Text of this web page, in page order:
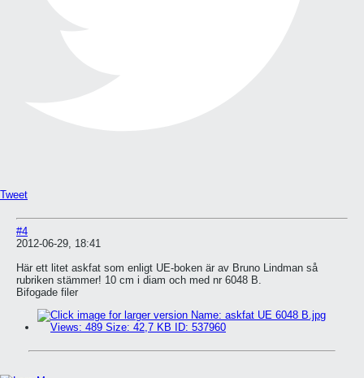
Tweet
#4
2012-06-29, 18:41
Här ett litet askfat som enligt UE-boken är av Bruno Lindman så
rubriken stämmer! 10 cm i diam och med nr 6048 B.
Bifogade filer